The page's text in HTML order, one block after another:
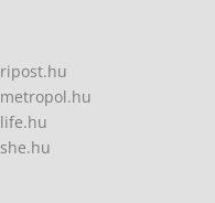
ripost.hu
metropol.hu
life.hu
she.hu